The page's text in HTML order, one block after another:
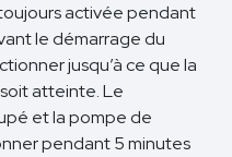
activée pendant
le démarrage du
jusqu’à ce que la
atteinte. Le
et la pompe de
pendant 5 minutes